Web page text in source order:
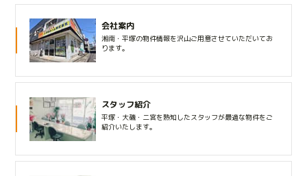
会社案内
湘南・平塚の物件情報を沢山ご用意させていただいてお
ります。
スタッフ紹介
平塚・大磯・二宮を熟知したスタッフが最適な物件をご
紹介いたします。